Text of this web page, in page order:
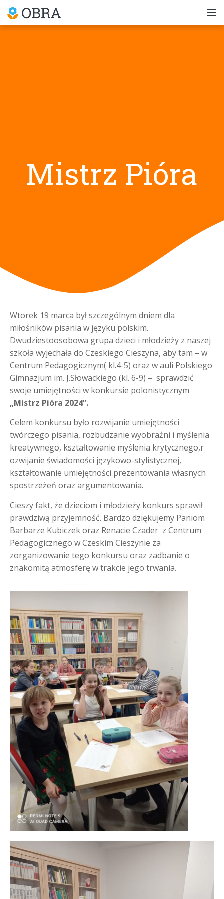
Mistrz Pióra
Wtorek 19 marca był szczególnym dniem dla
miłośników pisania w języku polskim.
Dwudziestoosobowa grupa dzieci i młodzieży z naszej
szkoła wyjechała do Czeskiego Cieszyna, aby tam – w
Centrum Pedagogicznym( kl.4-5) oraz w auli Polskiego
Gimnazjum im. J.Słowackiego (kl. 6-9) – sprawdzić
swoje umiejętności w konkursie polonistycznym
„Mistrz Pióra 2024”.
Celem konkursu było rozwijanie umiejętności
twórczego pisania, rozbudzanie wyobraźni i myślenia
kreatywnego, kształtowanie myślenia krytycznego,r
ozwijanie świadomości językowo-stylistycznej,
kształtowanie umiejętności prezentowania własnych
spostrzeżeń oraz argumentowania.
Cieszy fakt, że dzieciom i młodzieży konkurs sprawił
prawdziwą przyjemność. Bardzo dziękujemy Paniom
Barbarze Kubiczek oraz Renacie Czader z Centrum
Pedagogicznego w Czeskim Cieszynie za
zorganizowanie tego konkursu oraz zadbanie o
znakomitą atmosferę w trakcie jego trwania.